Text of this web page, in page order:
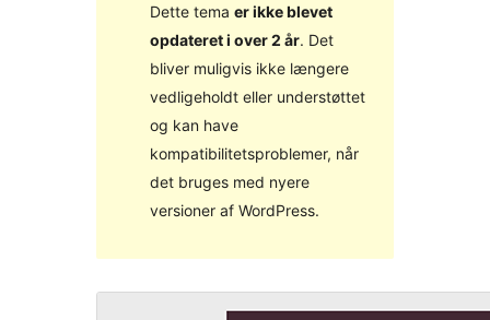
Dette tema er ikke blevet
opdateret i over 2 år. Det
bliver muligvis ikke længere
vedligeholdt eller understøttet
og kan have
kompatibilitetsproblemer, når
det bruges med nyere
versioner af WordPress.